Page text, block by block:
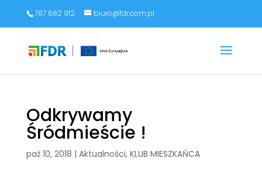
787 682 912 biuro@fdr.com.pl
Odkrywamy
Śródmieście !
paź 10, 2018 | Aktualności, KLUB MIESZKAŃCA